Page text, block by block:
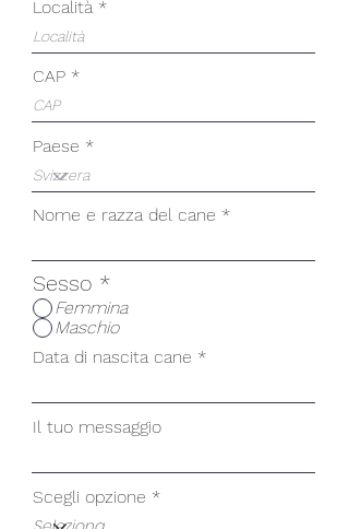
Località
CAP
Paese
Nome e razza del cane
Sesso *
Femmina
Maschio
Data di nascita cane
Il tuo messaggio
Scegli opzione